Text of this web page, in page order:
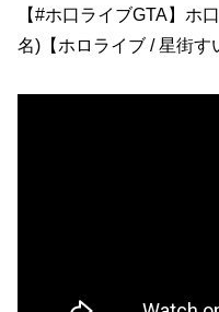
【#ホ口ライブGTA】ホ
名)【ホロライブ / 星街す